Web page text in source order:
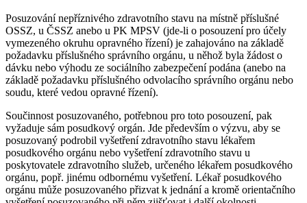
Posuzování nepříznivého zdravotního stavu na místně příslušné
OSSZ, u ČSSZ anebo u PK MPSV (jde-li o posouzení pro účely
vymezeného okruhu opravného řízení) je zahajováno na základě
požadavku příslušného správního orgánu, u něhož byla žádost o
dávku nebo výhodu ze sociálního zabezpečení podána (anebo na
základě požadavku příslušného odvolacího správního orgánu nebo
soudu, které vedou opravné řízení).
Součinnost posuzovaného, potřebnou pro toto posouzení, pak
vyžaduje sám posudkový orgán. Jde především o výzvu, aby se
posuzovaný podrobil vyšetření zdravotního stavu lékařem
posudkového orgánu nebo vyšetření zdravotního stavu u
poskytovatele zdravotního služeb, určeného lékařem posudkového
orgánu, popř. jinému odbornému vyšetření. Lékař posudkového
orgánu může posuzovaného přizvat k jednání a kromě orientačního